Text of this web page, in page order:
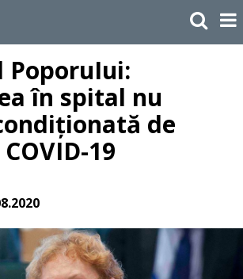
PoporuIui:
în spital nu
de
19